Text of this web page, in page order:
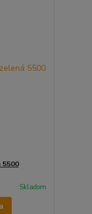
5500
Skladom